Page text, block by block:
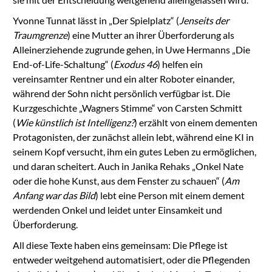
Yvonne Tunnat lässt in „Der Spielplatz“ (Jenseits der
Traumgrenze) eine Mutter an ihrer Überforderung als
Alleinerziehende zugrunde gehen, in Uwe Hermanns „Die
End-of-Life-Schaltung“ (Exodus 46) helfen ein
vereinsamter Rentner und ein alter Roboter einander,
während der Sohn nicht persönlich verfügbar ist. Die
Kurzgeschichte „Wagners Stimme“ von Carsten Schmitt
( Wie künstlich ist Intelligenz?) erzählt von einem dementen
Protagonisten, der zunächst allein lebt, während eine KI in
seinem Kopf versucht, ihm ein gutes Leben zu ermöglichen,
und daran scheitert. Auch in Janika Rehaks „Onkel Nate
oder die hohe Kunst, aus dem Fenster zu schauen“ (Am
Anfang war das Bild) lebt eine Person mit einem dement
werdenden Onkel und leidet unter Einsamkeit und
Überforderung.
All diese Texte haben eins gemeinsam: Die Pflege ist
entweder weitgehend automatisiert, oder die Pflegenden